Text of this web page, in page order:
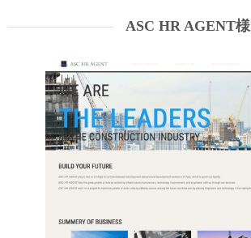
ASC HR AGENT様